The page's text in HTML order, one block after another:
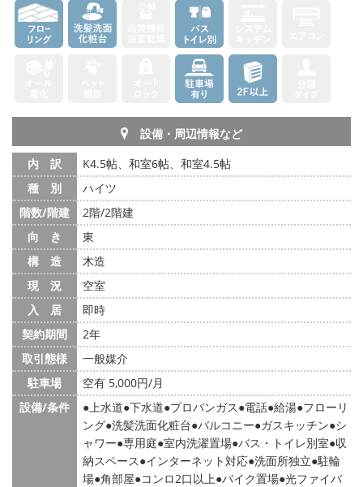
設備・周辺情報など
内 訳
K4.5帖、和室6帖、和室4.5帖
種 別
ハイツ
階数/階建
2階/2階建
向 き
東
構 造
木造
現 況
空室
入 居
即時
契約期間
2年
取引態様
一般媒介
駐車場
空有 5,000円/月
設備/条件
上水道 下水道 プロパンガス 電話 給湯 フローリ
ング 洗髪洗面化粧台 バルコニー ガスキッチン シ
ャワー 専用庭 室内洗濯置場 バス・トイレ別室 収
納スペース インターネット対応 洗面所独立 駐輪
場 角部屋 コンロ2口以上 バイク置場 光ファイバ